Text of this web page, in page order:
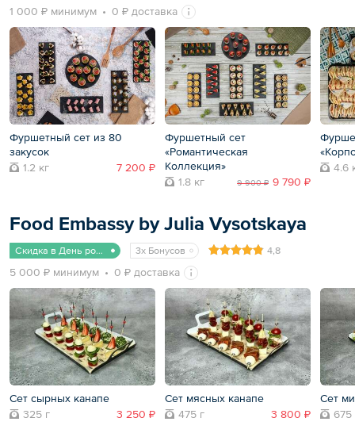
1 000 ₽ минимум 0 ₽ доставка
Фуршетный сет из 80
закусок
1.2 кг
7 200 ₽
Фуршетный сет
«Романтическая
Коллекция»
1.8 кг
9 900 ₽ 9 790 ₽
4.6
Food Embassy by Julia Vysotskaya
Скидка в День рождения 3x Бонусов 4,8
5 000 ₽ минимум 0 ₽ доставка
Сет сырных канапе
325 г
3 250 ₽
Сет мясных канапе
475 г
3 800 ₽
Сет
675